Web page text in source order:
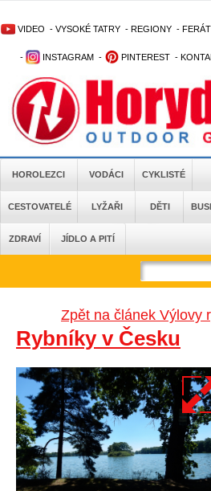
VIDEO - VYSOKÉ TATRY - REGIONY -
- INSTAGRAM - PINTEREST -
HOROLEZCI VODÁCI CYKLISTÉ
CESTOVATELÉ LYŽAŘI DĚTI
ZDRAVÍ JÍDLO A PITÍ
Zpět na článek Výlovy
Rybníky v Česku